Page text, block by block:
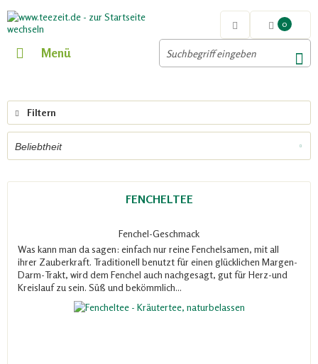
0
Menü
Filtern
FENCHELTEE
Fenchel-Geschmack
Was kann man da sagen: einfach nur reine Fenchelsamen, mit all
ihrer Zauberkraft. Traditionell benutzt für einen glücklichen Margen-
Darm-Trakt, wird dem Fenchel auch nachgesagt, gut für Herz-und
Kreislauf zu sein. Süß und bekömmlich...